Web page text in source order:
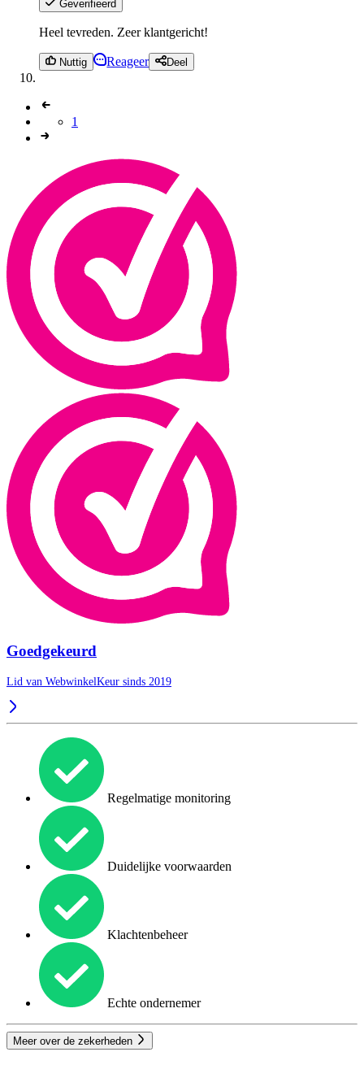
Geverifieerd
Heel tevreden. Zeer klantgericht!
Nuttig Reageer Deel
1
Goedgekeurd
Lid van WebwinkelKeur sinds 2019
Regelmatige monitoring
Duidelijke voorwaarden
Klachtenbeheer
Echte ondernemer
Meer over de zekerheden